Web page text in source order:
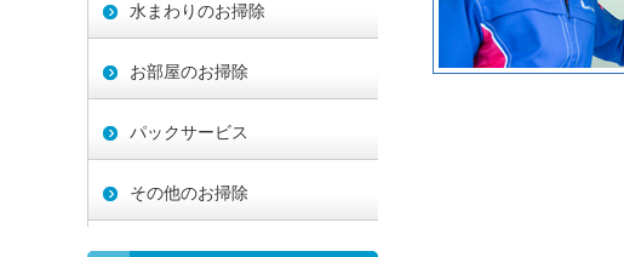
水まわりのお掃除
お部屋のお掃除
パックサービス
その他のお掃除